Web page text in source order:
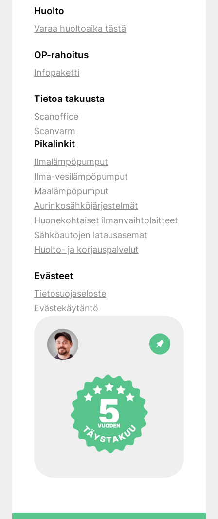
Huolto
Varaa huoltoaika tästä
OP-rahoitus
Infopaketti
Tietoa takuusta
Scanoffice
Scanvarm
Pikalinkit
Ilmalämpöpumput
Ilma-vesilämpöpumput
Maalämpöpumput
Aurinkosähköjärjestelmät
Huonekohtaiset ilmanvaihtolaitteet
Sähköautojen latausasemat
Huolto- ja korjauspalvelut
Evästeet
Tietosuojaseloste
Evästekäytäntö